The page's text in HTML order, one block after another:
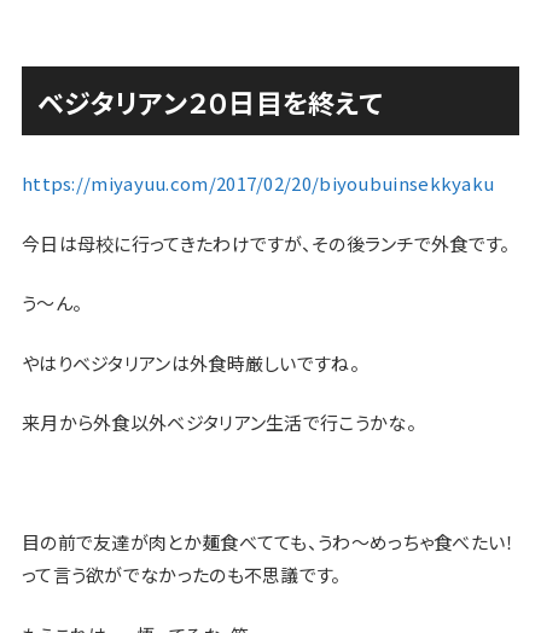
ベジタリアン２０日目を終えて
https://miyayuu.com/2017/02/20/biyoubuinsekkyaku
今日は母校に行ってきたわけですが、その後ランチで外食です。
う〜ん。
やはりベジタリアンは外食時厳しいですね。
来月から外食以外ベジタリアン生活で行こうかな。
目の前で友達が肉とか麺食べてても、うわ〜めっちゃ食べたい！
って言う欲がでなかったのも不思議です。